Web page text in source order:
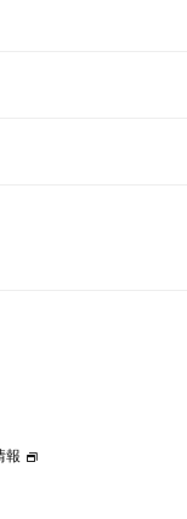
づく新たな価値の創出
・イベント
り組み
ー方針
宣言
報